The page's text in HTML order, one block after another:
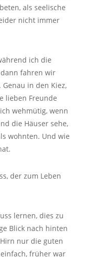
als seelische
nicht immer
ich die
fahren wir
in den Kiez,
lieben Freunde
wehmütig, wenn
die Häuser sehe,
wohnten. Und wie
der zum Leben
lernen, dies zu
Blick nach hinten
nur die guten
früher war